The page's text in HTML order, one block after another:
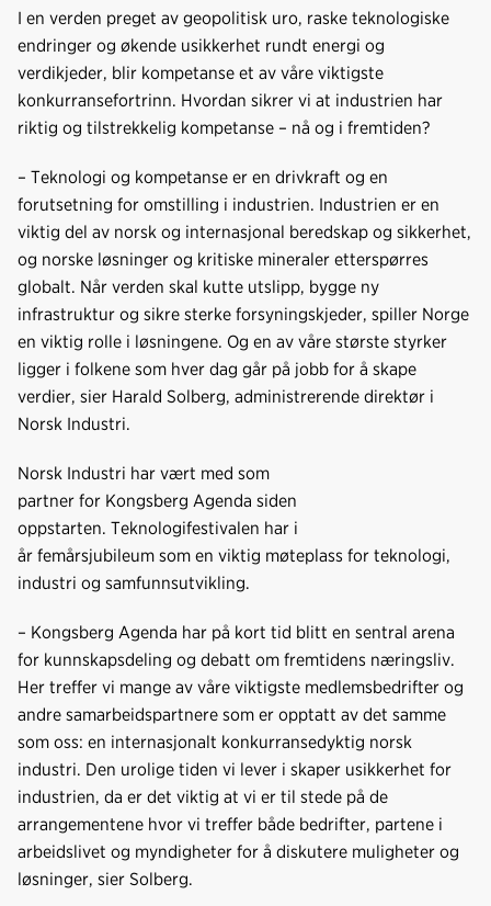
e
b
o
k
n
o
I en verden preget av geopolitisk uro, raske teknologiske
endringer og økende usikkerhet rundt energi og
verdikjeder, blir kompetanse et av våre viktigste
konkurransefortrinn. Hvordan sikrer vi at industrien har
riktig og tilstrekkelig kompetanse – nå og i fremtiden?
– Teknologi og kompetanse er en drivkraft og en
forutsetning for omstilling i industrien. Industrien er en
viktig del av norsk og internasjonal beredskap og sikkerhet,
og norske løsninger og kritiske mineraler etterspørres
globalt. Når verden skal kutte utslipp, bygge ny
infrastruktur og sikre sterke forsyningskjeder, spiller Norge
en viktig rolle i løsningene. Og en av våre største styrker
ligger i folkene som hver dag går på jobb for å skape
verdier, sier Harald Solberg, administrerende direktør i
Norsk Industri.
Norsk Industri har vært med som
partner for Kongsberg Agenda siden
oppstarten. Teknologifestivalen har i
år femårsjubileum som en viktig møteplass for teknologi,
industri og samfunnsutvikling.
– Kongsberg Agenda har på kort tid blitt en sentral arena
for kunnskapsdeling og debatt om fremtidens næringsliv.
Her treffer vi mange av våre viktigste medlemsbedrifter og
andre samarbeidspartnere som er opptatt av det samme
som oss: en internasjonalt konkurransedyktig norsk
industri. Den urolige tiden vi lever i skaper usikkerhet for
industrien, da er det viktig at vi er til stede på de
arrangementene hvor vi treffer både bedrifter, partene i
arbeidslivet og myndigheter for å diskutere muligheter og
løsninger, sier Solberg.